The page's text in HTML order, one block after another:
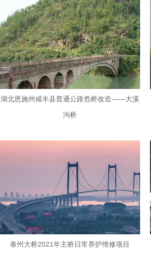
湖北恩施州咸丰县普通公路危桥改造——大溪
沟桥
泰州大桥2021年主桥日常养护维修项目